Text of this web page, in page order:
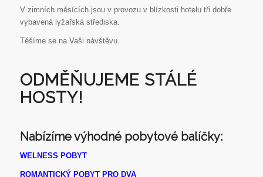
V zimních měsících jsou v provozu v blízkosti hotelu tři dobře
vybavená lyžařská střediska.
Těšíme se na Vaši návštěvu.
ODMĚŇUJEME STÁLÉ
HOSTY!
Nabízíme výhodné pobytové balíčky:
WELNESS POBYT
ROMANTICKÝ POBYT PRO DVA